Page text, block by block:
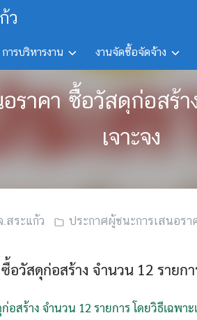
ว
การบริหารงาน งานจัดซื้อจัดจ้าง
อราคา ซื้อวัสดุก่อสร้
เจาะจง
สระแก้ว ประกาศผู้ชนะการเสนอรา
วัสดุก่อสร้าง จำนวน 12 รายกา
สร้าง จำนวน 12 รายการ โดยวิธีเฉพาะ